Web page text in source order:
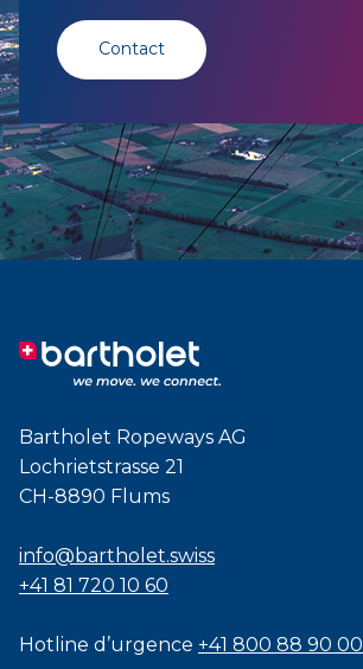
Contact
Bartholet Ropeways AG
Lochrietstrasse 21
CH-8890 Flums
info@bartholet.swiss
+41 81 720 10 60
Hotline d’urgence +41 800 88 90 00